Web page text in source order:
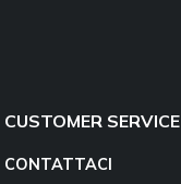
CUSTOMER SERVICE
CONTATTACI